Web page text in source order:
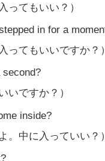
ってもいい？）
in for a
ってもいいですか？）
second?
いですか？）
inside?
。中に入っていい？）